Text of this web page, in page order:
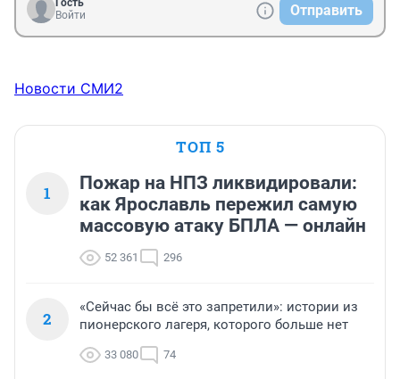
Войти
Отправить
Новости СМИ2
ТОП 5
1
Пожар на НПЗ ликвидировали:
как Ярославль пережил самую
массовую атаку БПЛА — онлайн
52 361 296
2
«Сейчас бы всё это запретили»: истории из
пионерского лагеря, которого больше нет
33 080 74